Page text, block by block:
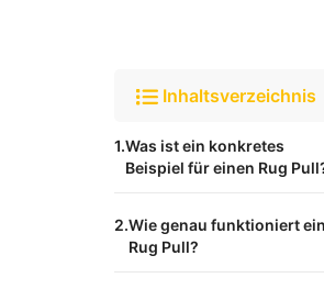
Inhaltsverzeichnis
Was ist ein konkretes
Beispiel für einen Rug
Wie genau funktioniert ein
Rug Pull?